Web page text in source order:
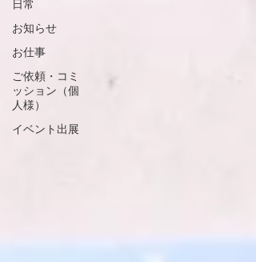
日常
お知らせ
お仕事
ご依頼・コミ
ッション（個
人様）
イベント出展